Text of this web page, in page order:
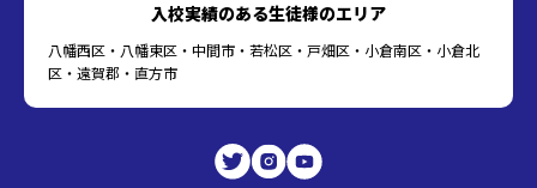
入校実績のある生徒様のエリア
八幡西区・八幡東区・中間市・若松区・戸畑区・小倉南区・小倉北
区・遠賀郡・直方市